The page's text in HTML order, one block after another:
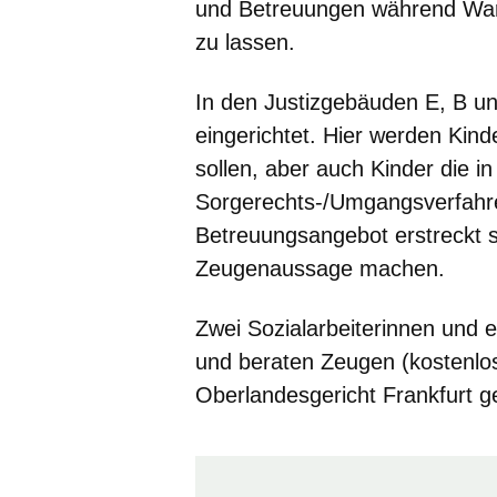
und Betreuungen während
zu lassen.
In den Justizgebäuden E, B
eingerichtet. Hier werden
sollen, aber auch Kinder die
Sorgerechts-/
Betreuungsangebot erstreckt
Zeugenaussage machen.
Zwei Sozialarbeiterinnen und
und beraten Zeugen
Oberlandesgericht Frankfurt